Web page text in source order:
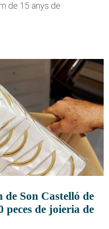
de 15 anys de
Son Castelló de
peces de joieria de